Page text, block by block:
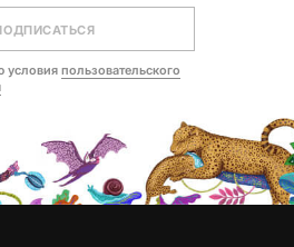
условия пользовательского